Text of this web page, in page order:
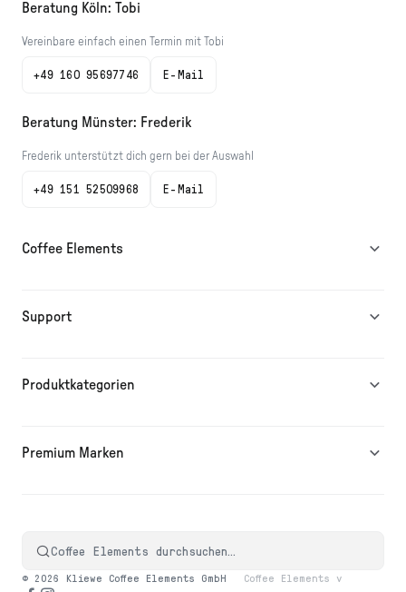
Coffee Elements
Support
Produktkategorien
Premium Marken
Beratung Köln: Tobi
Vereinbare einfach einen Termin mit Tobi
+49 160 95697746 E-Mail
Beratung Münster: Frederik
Frederik unterstützt dich gern bei der Auswahl
+49 151 52509968 E-Mail
Coffee Elements durchsuchen…
© 2026 Kliewe Coffee Elements GmbH Coffee Elements v